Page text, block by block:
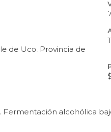
de Uco. Provincia de
Fermentación alcohólica